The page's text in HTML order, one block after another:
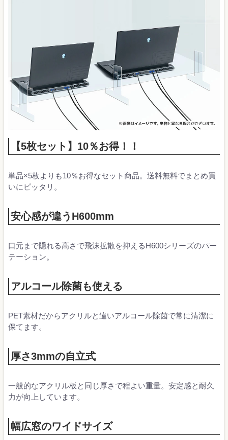
【5枚セット】10％お得！！
単品×5枚よりも10％お得なセット商品。送料無料でまとめ買
いにピッタリ。
安心感が違うH600mm
口元まで隠れる高さで飛沫拡散を抑えるH600シリーズのパー
テーション。
アルコール除菌も使える
PET素材だからアクリルと違いアルコール除菌で常に清潔に
保てます。
厚さ3mmの自立式
一般的なアクリル板と同じ厚さで程よい重量。安定感と耐久
力が向上しています。
幅広窓のワイドサイズ